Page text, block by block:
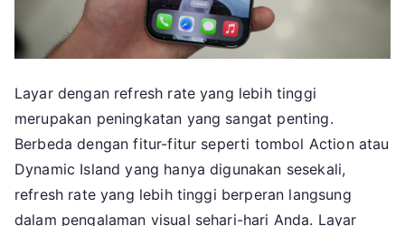
Layar dengan refresh rate yang lebih tinggi
merupakan peningkatan yang sangat penting.
Berbeda dengan fitur-fitur seperti tombol Action atau
Dynamic Island yang hanya digunakan sesekali,
refresh rate yang lebih tinggi berperan langsung
dalam pengalaman visual sehari-hari Anda. Layar